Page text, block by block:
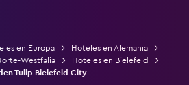
en Europa
Hoteles en Alemania
Westfalia
Hoteles en Bielefeld
Tulip Bielefeld City